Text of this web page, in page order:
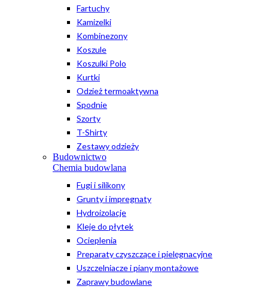
Fartuchy
Kamizelki
Kombinezony
Koszule
Koszulki Polo
Kurtki
Odzież termoaktywna
Spodnie
Szorty
T-Shirty
Zestawy odzieży
Budownictwo
Chemia budowlana
Fugi i silikony
Grunty i impregnaty
Hydroizolacje
Kleje do płytek
Ocieplenia
Preparaty czyszczące i pielęgnacyjne
Uszczelniacze i piany montażowe
Zaprawy budowlane